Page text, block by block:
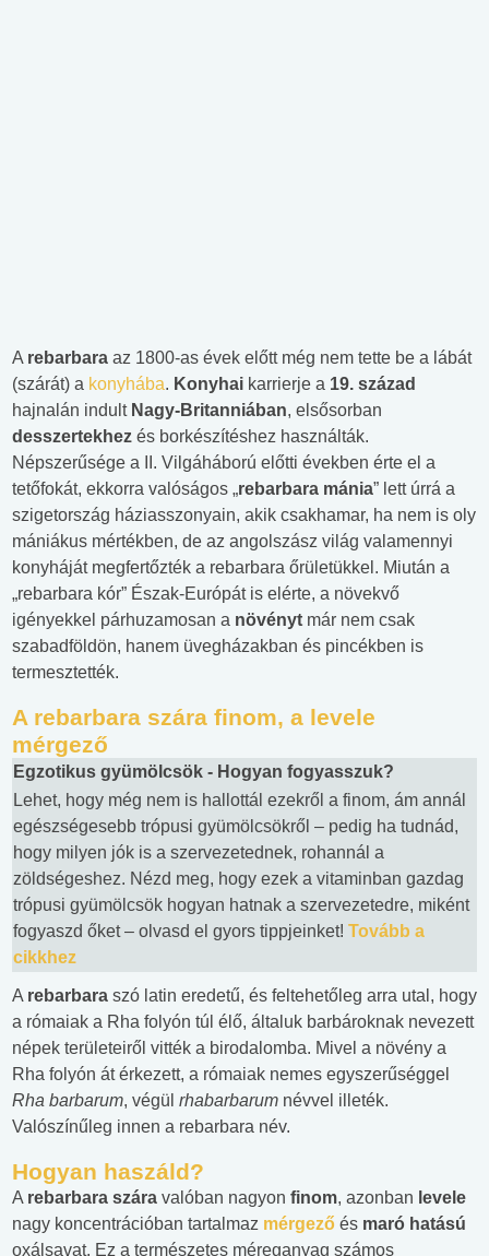
A rebarbara az 1800-as évek előtt még nem tette be a lábát
(szárát) a konyhába. Konyhai karrierje a 19. század
hajnalán indult Nagy-Britanniában, elsősorban
desszertekhez és borkészítéshez használták.
Népszerűsége a II. Vilgáháború előtti években érte el a
tetőfokát, ekkorra valóságos „rebarbara mánia” lett úrrá a
szigetország háziasszonyain, akik csakhamar, ha nem is oly
mániákus mértékben, de az angolszász világ valamennyi
konyháját megfertőzték a rebarbara őrületükkel. Miután a
„rebarbara kór” Észak-Európát is elérte, a növekvő
igényekkel párhuzamosan a növényt már nem csak
szabadföldön, hanem üvegházakban és pincékben is
termesztették.
A rebarbara szára finom, a levele
mérgező
Egzotikus gyümölcsök - Hogyan fogyasszuk?
Lehet, hogy még nem is hallottál ezekről a finom, ám annál
egészségesebb trópusi gyümölcsökről – pedig ha tudnád,
hogy milyen jók is a szervezetednek, rohannál a
zöldségeshez. Nézd meg, hogy ezek a vitaminban gazdag
trópusi gyümölcsök hogyan hatnak a szervezetedre, miként
fogyaszd őket – olvasd el gyors tippjeinket! Tovább a
cikkhez
A rebarbara szó latin eredetű, és feltehetőleg arra utal, hogy
a rómaiak a Rha folyón túl élő, általuk barbároknak nevezett
népek területeiről vitték a birodalomba. Mivel a növény a
Rha folyón át érkezett, a rómaiak nemes egyszerűséggel
Rha barbarum, végül rhabarbarum névvel illeték.
Valószínűleg innen a rebarbara név.
Hogyan haszáld?
A rebarbara szára valóban nagyon finom, azonban levele
nagy koncentrációban tartalmaz mérgező és maró hatású
oxálsavat. Ez a természetes méreganyag számos